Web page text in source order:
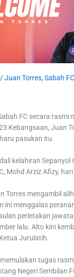
/Juan Torres,Sabah FC
FC secara rasmi
Kebangsaan, Juan
pasukan itu.
kelahiran Sepanyol
Mohd Arziz Afizy, hari
Torres mengambil
ini menggalas
perletakan
lalu. Alto kini
Jurulatih.
tugas
Negeri Sembilan